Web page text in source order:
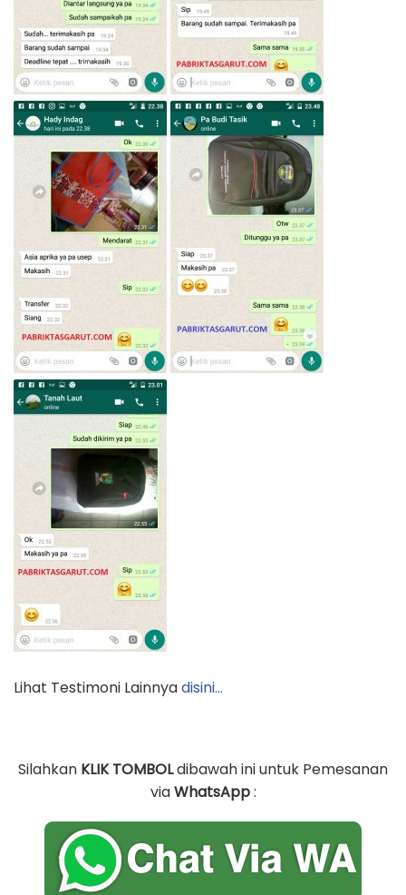
Lihat Testimoni Lainnyadisini…
Silahkan KLIK TOMBOLdibawah ini untuk Pemesanan
viaWhatsApp: